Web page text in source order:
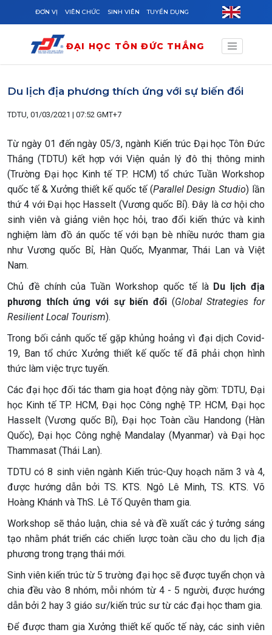
Skip to main content
ĐƠN VỊ VIÊN CHỨC SINH VIÊN TUYỂN DỤNG
ĐẠI HỌC TÔN ĐỨC THẮNG
Du lịch địa phương thích ứng với sự biến đổi
TDTU, 01/03/2021 | 07:52 GMT+7
Từ ngày 01 đến ngày 05/3, ngành Kiến trúc Đại học Tôn Đức
Thắng (TDTU) kết hợp với Viện quản lý đô thị thông minh
(Trường Đại học Kinh tế TP. HCM) tổ chức Tuần Workshop
quốc tế & Xưởng thiết kế quốc tế (Parallel Design Studio) lần
thứ 4 với Đại học Hasselt (Vương quốc Bỉ). Đây là cơ hội cho
sinh viên và giảng viên học hỏi, trao đổi kiến thức và kinh
nghiệm làm đồ án quốc tế với bạn bè nhiều nước tham gia
như Vương quốc Bỉ, Hàn Quốc, Myanmar, Thái Lan và Việt
Nam.
Chủ đề chính của Tuần Workshop quốc tế là Du lịch địa
phương thích ứng với sự biến đổi (Global Strategies for
Resilient Local Tourism).
Trong bối cảnh quốc tế gặp khủng hoảng vì đại dịch Covid-
19, Ban tổ chức Xưởng thiết kế quốc tế đã phải chọn hình
thức làm việc trực tuyến.
Các đại học đối tác tham gia hoạt động này gồm: TDTU, Đại
học Kinh tế TP. HCM, Đại học Công nghệ TP. HCM, Đại học
Hasselt (Vương quốc Bỉ), Đại học Toàn cầu Handong (Hàn
Quốc), Đại học Công nghệ Mandalay (Myanmar) và Đại học
Thammasat (Thái Lan).
TDTU có 8 sinh viên ngành Kiến trúc-Quy hoạch năm 3 và 4,
được hướng dẫn bởi TS. KTS. Ngô Lê Minh, TS. KTS. Võ
Hoàng Khánh và ThS. Lê Tố Quyên tham gia.
Workshop sẽ thảo luận, chia sẻ và đề xuất các ý tưởng sáng
tạo nhằm phát triển các chiến lược toàn cầu cho du lịch địa
phương trong trạng thái mới.
Sinh viên kiến trúc từ 5 trường đại học sẽ được tuyển chọn và
chia đều vào 8 nhóm, mỗi nhóm từ 4 - 5 người, được hướng
dẫn bởi 2 hay 3 giáo sư/kiến trúc sư từ các đại học tham gia.
Để được tham gia Xưởng thiết kế quốc tế này, các sinh viên